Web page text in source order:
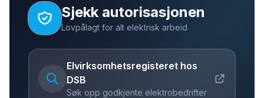
Sjekk autorisasjonen
Lovpålagt for alt elektrisk arbeid
Elvirksomhetsregisteret hos
DSB
Søk opp godkjente elektrobedrifter